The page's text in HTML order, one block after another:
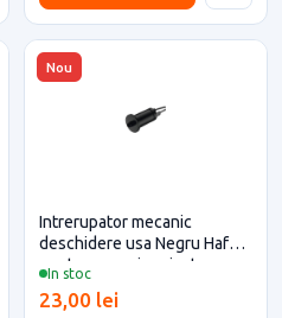
Nou
In stoc
Intrerupator mecanic
deschidere usa Negru Hafele
pentru casa si proiecte
23,00 lei